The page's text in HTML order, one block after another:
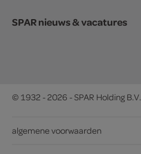
SPAR nieuws & vacatures
© 1932 - 2026 - SPAR Holding B.V.
algemene voorwaarden